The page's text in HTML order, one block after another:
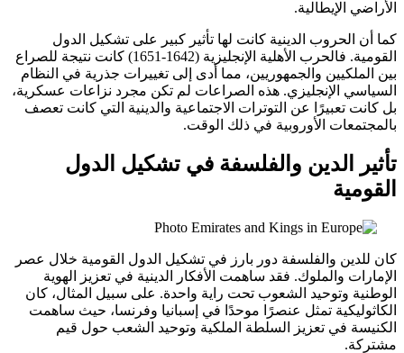
الأراضي الإيطالية.
كما أن الحروب الدينية كانت لها تأثير كبير على تشكيل الدول
القومية. فالحرب الأهلية الإنجليزية (1642-1651) كانت نتيجة للصراع
بين الملكيين والجمهوريين، مما أدى إلى تغييرات جذرية في النظام
السياسي الإنجليزي. هذه الصراعات لم تكن مجرد نزاعات عسكرية،
بل كانت تعبيرًا عن التوترات الاجتماعية والدينية التي كانت تعصف
بالمجتمعات الأوروبية في ذلك الوقت.
تأثير الدين والفلسفة في تشكيل الدول
القومية
كان للدين والفلسفة دور بارز في تشكيل الدول القومية خلال عصر
الإمارات والملوك. فقد ساهمت الأفكار الدينية في تعزيز الهوية
الوطنية وتوحيد الشعوب تحت راية واحدة. على سبيل المثال، كان
الكاثوليكية تمثل عنصرًا موحدًا في إسبانيا وفرنسا، حيث ساهمت
الكنيسة في تعزيز السلطة الملكية وتوحيد الشعب حول قيم
مشتركة.